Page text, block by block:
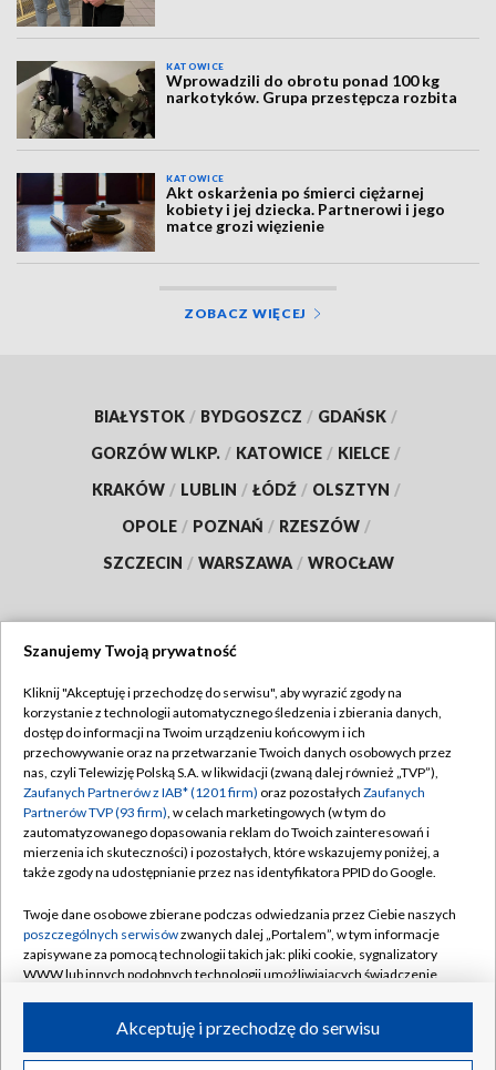
KATOWICE
Wprowadzili do obrotu ponad 100 kg
narkotyków. Grupa przestępcza rozbita
KATOWICE
Akt oskarżenia po śmierci ciężarnej
kobiety i jej dziecka. Partnerowi i jego
matce grozi więzienie
ZOBACZ WIĘCEJ
BIAŁYSTOK / BYDGOSZCZ / GDAŃSK /
GORZÓW WLKP. / KATOWICE / KIELCE /
KRAKÓW / LUBLIN / ŁÓDŹ / OLSZTYN /
OPOLE / POZNAŃ / RZESZÓW /
SZCZECIN / WARSZAWA / WROCŁAW
TVP
Abonament TVP
Emisja w TVP
Centrum informacji TVP
Naziemna Telewizja Cyfrowa
Rada Programowa
System NOS
Informacje o nadawcy
Program dla prasy
Regulamin TVP
Polityka prywatności
Moje zgody
Pomoc
Kontakt
Kanały
©2026 Telewizja Polska S.A. w likwidacji
Szanujemy Twoją prywatność
Kliknij "Akceptuję i przechodzę do serwisu", aby wyrazić zgody na
korzystanie z technologii automatycznego śledzenia i zbierania danych,
dostęp do informacji na Twoim urządzeniu końcowym i ich
przechowywanie oraz na przetwarzanie Twoich danych osobowych przez
nas, czyli Telewizję Polską S.A. w likwidacji (zwaną dalej również „TVP”),
Zaufanych Partnerów z IAB* (1201 firm) oraz pozostałych Zaufanych
Partnerów TVP (93 firm), w celach marketingowych (w tym do
zautomatyzowanego dopasowania reklam do Twoich zainteresowań i
mierzenia ich skuteczności) i pozostałych, które wskazujemy poniżej, a
także zgody na udostępnianie przez nas identyfikatora PPID do Google.
Twoje dane osobowe zbierane podczas odwiedzania przez Ciebie naszych
poszczególnych serwisówzwanych dalej „Portalem”, w tym informacje
zapisywane za pomocą technologii takich jak: pliki cookie, sygnalizatory
WWW lub innych podobnych technologii umożliwiających świadczenie
ruchu w Internecie.Akceptuję i przechodzę do serwisu